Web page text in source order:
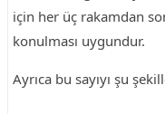
için her üç rakamdan
konulması uygundur.
Ayrıca bu sayıyı şu